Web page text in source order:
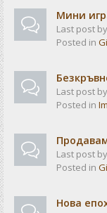
Мини
Last post by
Posted in
Last post by
Posted in
Last post by
Posted in
Нова